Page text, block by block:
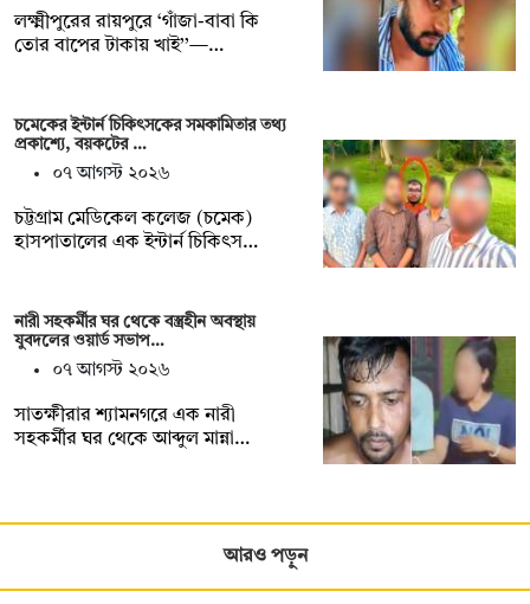
লক্ষ্মীপুরের রায়পুরে ‘গাঁজা-বাবা কি
তোর বাপের টাকায় খাই’’—…
চমেকের ইন্টার্ন চিকিৎসকের সমকামিতার তথ্য
প্রকাশ্যে, বয়কটের …
০৭ আগস্ট ২০২৬
চট্টগ্রাম মেডিকেল কলেজ (চমেক)
হাসপাতালের এক ইন্টার্ন চিকিৎস…
নারী সহকর্মীর ঘর থেকে বস্ত্রহীন অবস্থায়
যুবদলের ওয়ার্ড সভাপ…
০৭ আগস্ট ২০২৬
সাতক্ষীরার শ্যামনগরে এক নারী
সহকর্মীর ঘর থেকে আব্দুল মান্না…
আরও পড়ুন